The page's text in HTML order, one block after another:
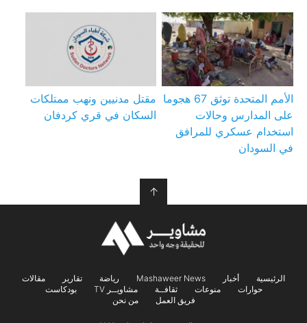
الأمم المتحدة توثق 67 هجوما
على المدارس وحالات
استخدام عسكري للمرافق
في السودان
مقتل مدنيين ونهب ممتلكات
السكان في قري كردفان
↑
الرئيسية أخبار Mashaweer News رياضة تقارير
مقالات
حوارات
منوعات ثقافــة مشاويــر TV
بودكاست
فريق العمل
من نحن